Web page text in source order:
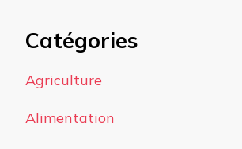
Catégories
Agriculture
Alimentation